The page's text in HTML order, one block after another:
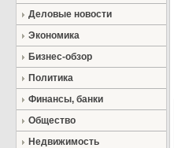
Деловые новости
Экономика
Бизнес-обзор
Политика
Финансы, банки
Общество
Недвижимость